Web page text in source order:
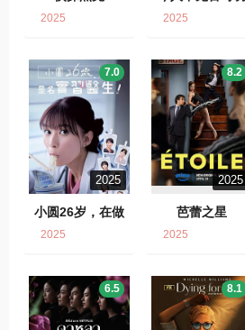
2025 2025
2025
小圆26岁，在做
实习医生！
7.0
2025
2025
芭蕾之星
8.2
2025
6.5 8.1